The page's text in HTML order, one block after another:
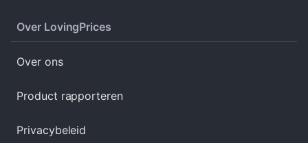
Over LovingPrices
Over ons
Product rapporteren
Privacybeleid